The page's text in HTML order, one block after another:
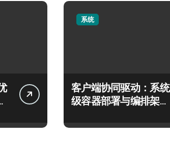
系统
客户端协同驱动：系统
级容器部署与编排架构